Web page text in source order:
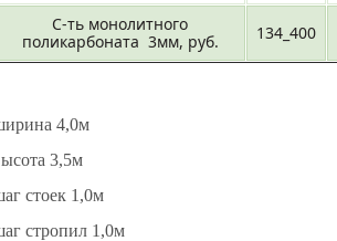
С-ть монолитного
поликарбоната 3мм, руб.
134_400
4,0м
3,5м
стоек 1,0м
стропил 1,0м